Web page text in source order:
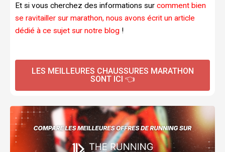
Et si vous cherchez des informations sur comment bien
se ravitailler sur marathon, nous avons écrit un article
dédié à ce sujet sur notre blog !
LES MEILLEURES CHAUSSURES MARATHON
SONT ICI 👈